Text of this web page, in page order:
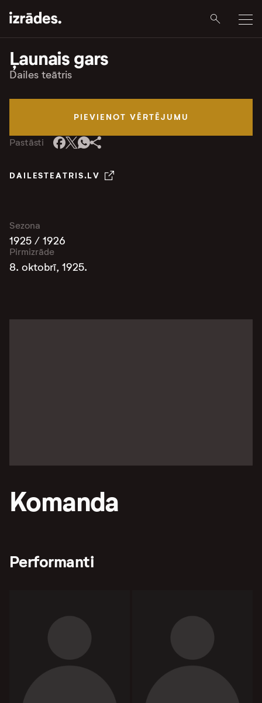
Ļaunais gars
Dailes teātris
PIEVIENOT VĒRTĒJUMU
Pastāsti
DAILESTEATRIS.LV
Sezona
1925 / 1926
Pirmizrāde
8. oktobrī, 1925.
Komanda
Performanti